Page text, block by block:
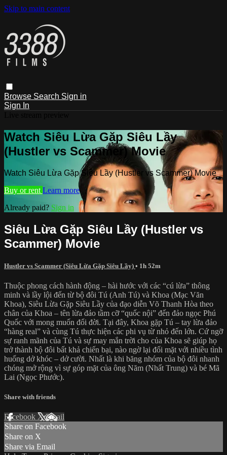
Skip to main content
Browse Search Sign in
Sign In
Watch Siêu Lừa Gặp Siêu Lầy
(Hustler vs Scammer) Movie
Watch Siêu Lừa Gặp Siêu Lầy (Hustler vs Scammer) Movie
Buy or rent Learn more
Already paid? Sign in
Siêu Lừa Gặp Siêu Lầy (Hustler vs
Scammer) Movie
Hustler vs Scammer (Siêu Lừa Gặp Siêu Lầy) • 1h 52m
Thuộc phong cách hành động – hài hước với các “cú lừa” thông
minh và lầy lội đến từ bộ đôi Tú (Anh Tú) và Khoa (Mạc Văn
Khoa), Siêu Lừa Gặp Siêu Lầy của đạo diễn Võ Thanh Hòa theo
chân của Khoa – tên lừa đảo tầm cỡ “quốc nội” đến đảo ngọc Phú
Quốc với mong muốn đổi đời. Tại đây, Khoa gặp Tú – tay lừa đảo
“hàng real” và cùng Tú thực hiện các phi vụ từ nhỏ đến lớn. Cứ ngỡ
sự ranh mãnh của Tú và sự may mắn trời cho của Khoa sẽ giúp họ
trở thành bộ đôi bất khả chiến bại, nào ngờ lại đối mặt với nhiều tình
huống dở khóc – dở cười. Nhất là khi băng nhóm của bộ đôi nhanh
chóng mở rộng vì sự góp mặt của ông Năm (Nhất Trung) và bé Mã
Lai (Ngọc Phước).
Share with friends
Facebook XEmail
Share on Facebook
Share on X
Share via Email